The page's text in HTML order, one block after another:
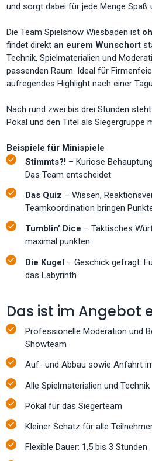
und sorgt dabei für jede Menge Spaß
Die Team Spielshow Wiesbaden ist
findet direktan eurem Wunschort
Technik, Spielmaterialien und
passenden Raum. Ideal für
aufregendes Highlight nach einer
Nach rund zwei bis drei Stunden
Pokal und den Titel als Siegergruppe
Beispiele für Minispiele
Stimmts?! – Kuriose
Das Team entscheidet
Das Quiz – Wissen,
Teamkoordination bringen
Tumblin’ Dice – Taktisches
maximal punkten
Die Kugel – Geschick gefragt:
das Labyrinth
Das ist im Angebot
Professionelle Moderation und
Showteam
Auf- und Abbau sowie Anfahrt
Alle Spielmaterialien und Technik
Pokal für das Siegerteam
Kleiner Schatz für alle
Flexible Dauer: 1,5 bis 3 Stunden